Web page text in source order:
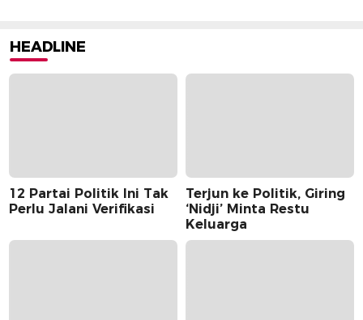
HEADLINE
12 Partai Politik Ini Tak
Perlu Jalani Verifikasi
Terjun ke Politik, Giring
‘Nidji’ Minta Restu
Keluarga